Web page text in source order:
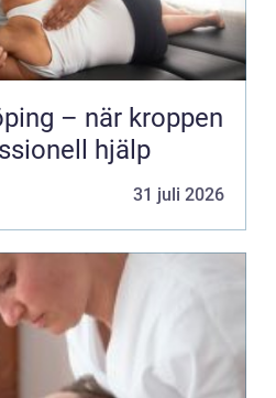
– när kroppen
hjälp
31 juli 2026